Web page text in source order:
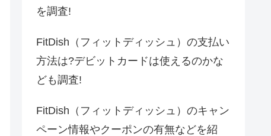
を調査!
FitDish（フィットディッシュ）の支払い
方法は?デビットカードは使えるのかな
ども調査!
FitDish（フィットディッシュ）のキャン
ペーン情報やクーポンの有無などを紹